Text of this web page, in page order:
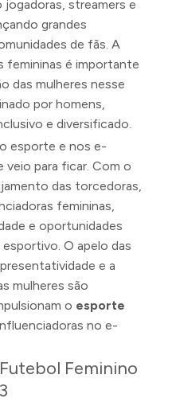
streamers e
grandes
de fãs. A
femininas é importante
das mulheres nesse
por homens,
e diversificado.
esporte e nos e-
veio para ficar. Com o
das torcedoras,
femininas,
e oportunidades
O apelo das
e a
mulheres são
o esporte
no e-
Feminino